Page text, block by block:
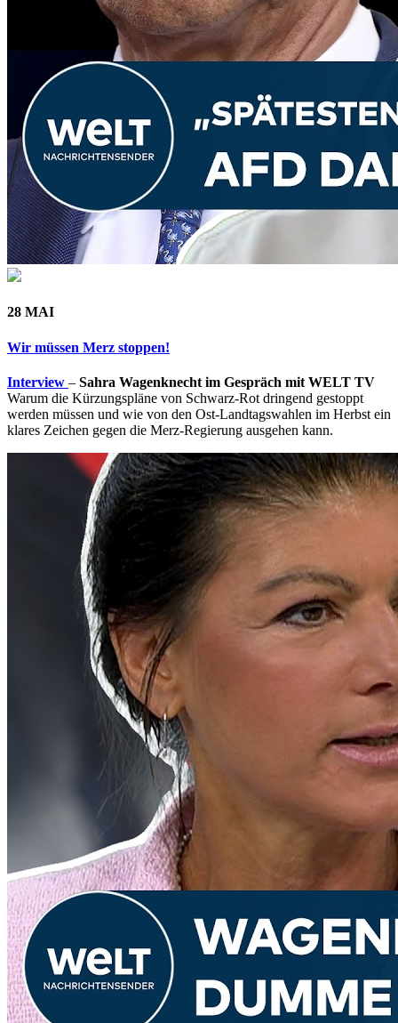
28 MAI
Wir müssen Merz stoppen!
Interview – Sahra Wagenknecht im Gespräch mit WELT TV
Warum die Kürzungspläne von Schwarz-Rot dringend gestoppt
werden müssen und wie von den Ost-Landtagswahlen im Herbst ein
klares Zeichen gegen die Merz-Regierung ausgehen kann.